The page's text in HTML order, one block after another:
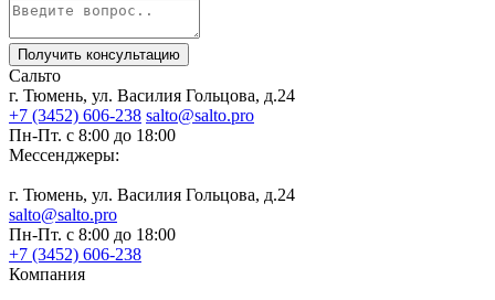
Получить консультацию
Сальто
г. Тюмень, ул. Василия Гольцова, д.24
+7 (3452) 606-238 salto@salto.pro
Пн-Пт. с 8:00 до 18:00
Мессенджеры:
г. Тюмень, ул. Василия Гольцова, д.24
salto@salto.pro
Пн-Пт. с 8:00 до 18:00
+7 (3452) 606-238
Компания